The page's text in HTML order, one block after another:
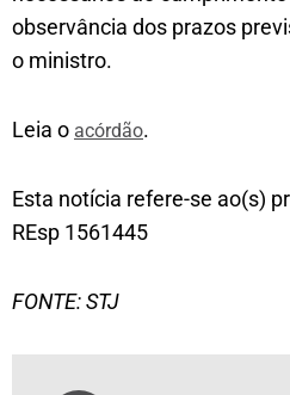
observância dos prazos
o ministro.
Leia o acórdão.
Esta notícia refere-se ao(s)
REsp 1561445
FONTE: STJ